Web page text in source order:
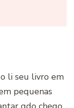
li seu livro em
pequenas